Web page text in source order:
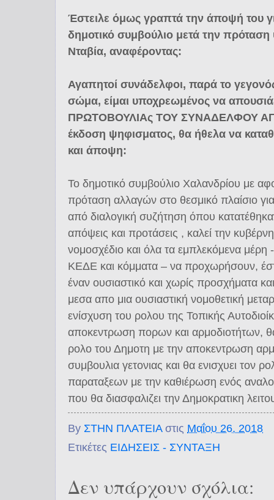
Έστειλε όμως γραπτά την άποψή του
δημοτικό συμβούλιο μετά την
Νταβία, αναφέροντας:
Αγαπητοί συνάδελφοι, παρά το
σώμα, είμαι υποχρεωμένος να
ΠΡΩΤΟΒΟΥΛΙΑς ΤΟΥ ΣΥΝΑΔΕΛΦΟΥ
έκδοση ψηφισματος, θα ήθελα να
και άποψη:
Το δημοτικό συμβούλιο Χαλανδρίου με
πρόταση αλλαγών στο θεσμικό πλαίσιο
από διαλογική συζήτηση όπου
απόψεις και προτάσεις , καλεί την
νομοσχέδιο και όλα τα εμπλεκόμενα
ΚΕΔΕ και κόμματα – να προχωρήσουν,
έναν ουσιαστικό και χωρίς προσχήματα
μεσα απο μια ουσιαστική νομοθετική
ενίσχυση του ρολου της Τοπικής
αποκεντρωση πορων και αρμοδιοτήτων,
ρολο του Δημοτη με την αποκεντρωση
συμβουλια γετονιας και θα ενισχυει τον
παραταξεων με την καθιέρωση ενός
που θα διασφαλιζει την Δημοκρατικη
By ΣΤΗΝ ΠΛΑΤΕΙΑ στις Μαΐου 26, 2018
Ετικέτες ΕΙΔΗΣΕΙΣ - ΣΥΝΤΑΞΗ
Δεν υπάρχουν σχόλια: